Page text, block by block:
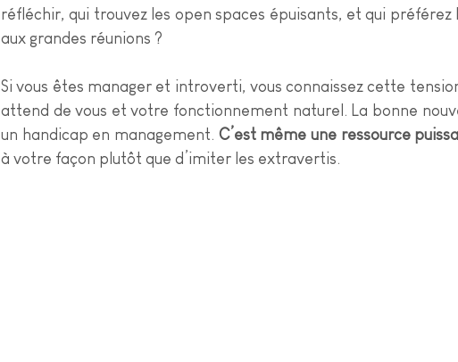
réfléchir, qui trouvez les open spaces épuisants, et qui
aux grandes réunions ?
Si vous êtes manager et introverti, vous connaissez cette
attend de vous et votre fonctionnement naturel. La bonne
un handicap en management. C’est même une ressource
à votre façon plutôt que d’imiter les extravertis.